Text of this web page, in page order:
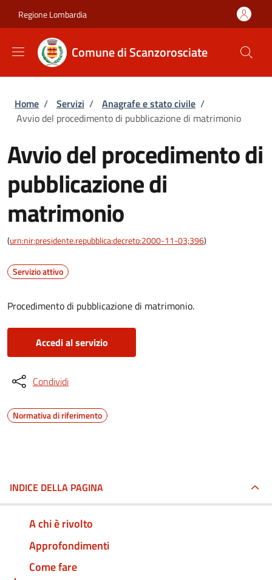
Regione Lombardia
Comune di Scanzorosciate
Briciole di pane
Home / Servizi / Anagrafe e stato civile /
Avvio del procedimento di pubblicazione di matrimonio
Avvio del procedimento di
pubblicazione di
matrimonio
(urn:nir:presidente.repubblica:decreto:2000-11-03;396)
Servizio attivo
Procedimento di pubblicazione di matrimonio.
Accedi al servizio
Condividi
Normativa di riferimento
INDICE DELLA PAGINA
A chi è rivolto
Approfondimenti
Come fare